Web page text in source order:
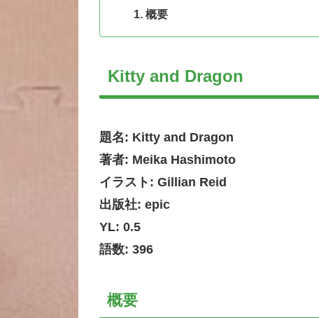
概要
Kitty and Dragon
題名: Kitty and Dragon
著者: Meika Hashimoto
イラスト: Gillian Reid
出版社: epic
YL: 0.5
語数: 396
概要